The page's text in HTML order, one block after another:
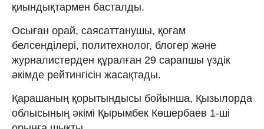
қиындықтармен басталды.
Осыған орай, саясаттанушы, қоғам
белсенділері, политехнолог, блогер және
журналистерден құралған 29 сарапшы үздік
әкімде рейтингісін жасақтады.
Қарашаның қорытындысы бойынша, Қызылорда
облысының әкімі Қырымбек Көшербаев 1-ші